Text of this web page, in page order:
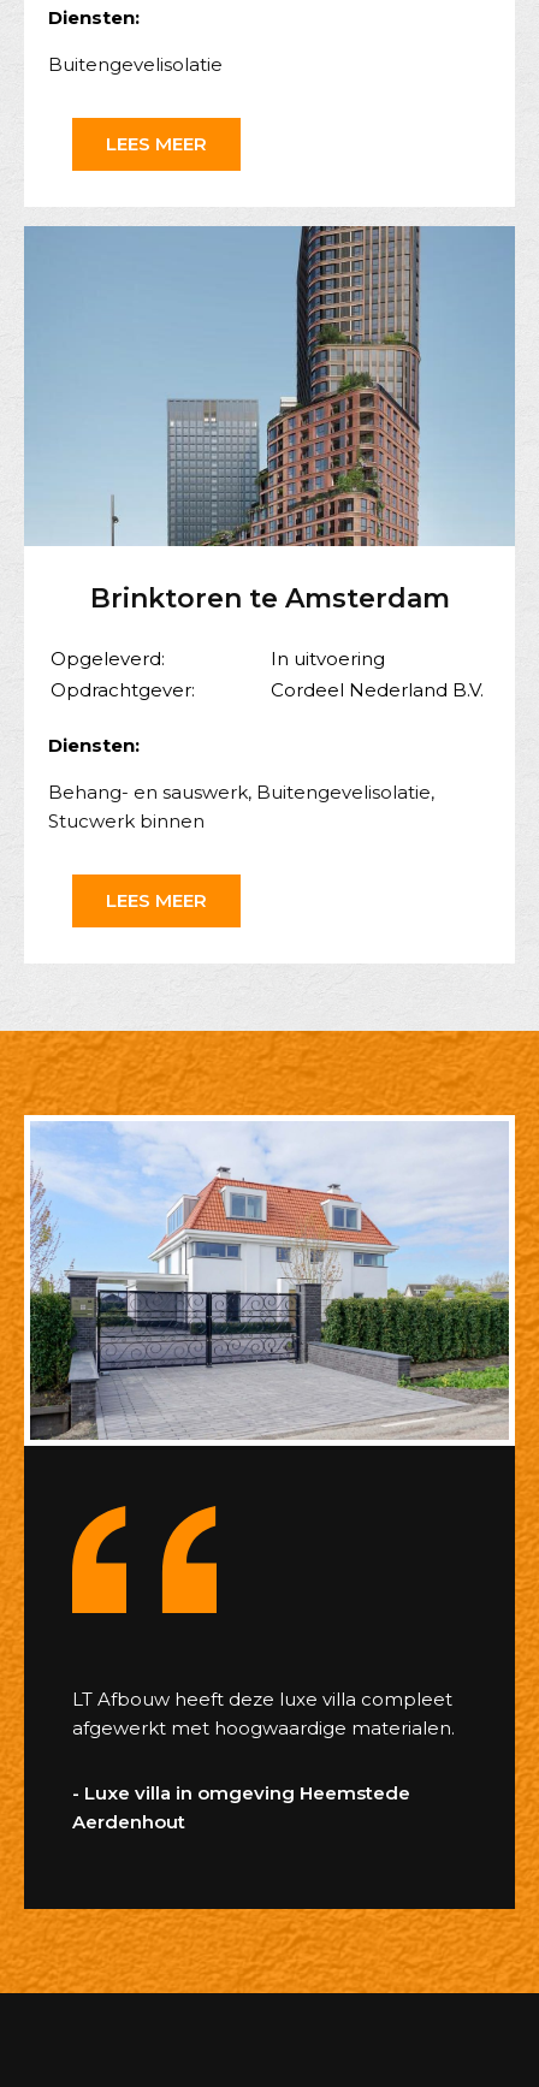
Diensten:
Buitengevelisolatie
LEES MEER
Brinktoren te Amsterdam
Opgeleverd:
In uitvoering
Opdrachtgever:
Cordeel Nederland B.V.
Diensten:
Behang- en sauswerk, Buitengevelisolatie,
Stucwerk binnen
LEES MEER
LT Afbouw heeft deze luxe villa compleet
afgewerkt met hoogwaardige materialen.
- Luxe villa in omgeving Heemstede
Aerdenhout